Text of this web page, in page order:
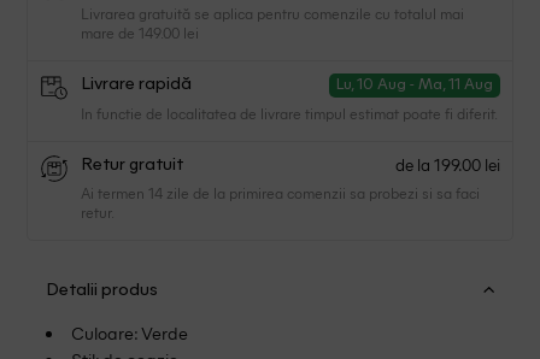
Livrarea gratuită se aplica pentru comenzile cu totalul mai
mare de 149.00 lei
Livrare rapidă Lu, 10 Aug - Ma, 11 Aug
In functie de localitatea de livrare timpul estimat poate fi diferit.
Retur gratuit de la 199.00 lei
Ai termen 14 zile de la primirea comenzii sa probezi si sa faci
retur.
Detalii produs
Culoare: Verde